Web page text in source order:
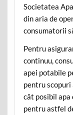
Societatea
din aria de
consumatorii
Pentru
continuu,
apei potabile
pentru
cât posibil apa
pentru astfel